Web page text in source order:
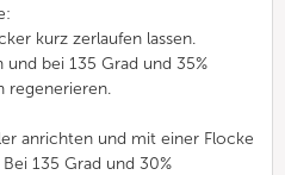
kurz zerlaufen lassen.
bei 135 Grad und 35%
regenerieren.
anrichten und mit einer Flocke
135 Grad und 30%